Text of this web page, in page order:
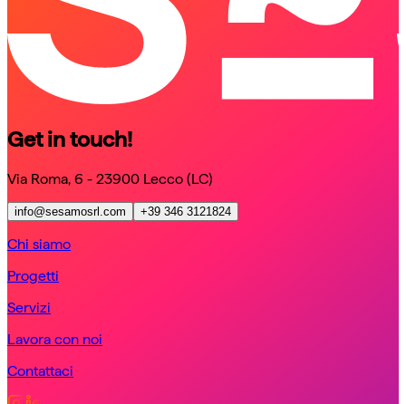
Get in touch!
Via Roma, 6 - 23900 Lecco (LC)
info@sesamosrl.com +39 346 3121824
Chi siamo
Progetti
Servizi
Lavora con noi
Contattaci